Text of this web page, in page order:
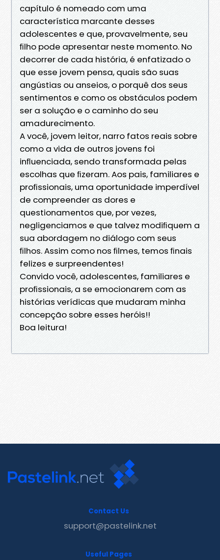
capítulo é nomeado com uma
característica marcante desses
adolescentes e que, provavelmente, seu
ﬁlho pode apresentar neste momento. No
decorrer de cada história, é enfatizado o
que esse jovem pensa, quais são suas
angústias ou anseios, o porquê dos seus
sentimentos e como os obstáculos podem
ser a solução e o caminho do seu
amadurecimento.
A você, jovem leitor, narro fatos reais sobre
como a vida de outros jovens foi
inﬂuenciada, sendo transformada pelas
escolhas que ﬁzeram. Aos pais, familiares e
proﬁssionais, uma oportunidade imperdível
de compreender as dores e
questionamentos que, por vezes,
negligenciamos e que talvez modiﬁquem a
sua abordagem no diálogo com seus
ﬁlhos. Assim como nos ﬁlmes, temos ﬁnais
felizes e surpreendentes!
Convido você, adolescentes, familiares e
proﬁssionais, a se emocionarem com as
histórias verídicas que mudaram minha
concepção sobre esses heróis!!
Boa leitura!
Contact Us
support@pastelink.net
Useful Pages